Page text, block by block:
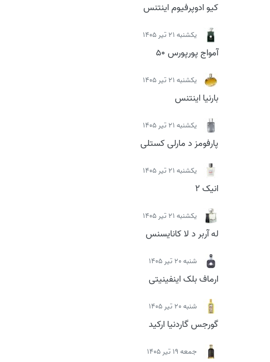
کیو ادوپرفیوم اینتنس
يكشنبه 21 تیر 1405
آمواج پورپورس 50
يكشنبه 21 تیر 1405
بارنیا اینتنس
يكشنبه 21 تیر 1405
پارفومز د مارلی کستلی
يكشنبه 21 تیر 1405
انیک 2
يكشنبه 21 تیر 1405
له آربر د لا کانایسنس
شنبه 20 تیر 1405
ارماف بلک اینفینیتی
شنبه 20 تیر 1405
گورجس گاردنیا ارکید
جمعه 19 تیر 1405